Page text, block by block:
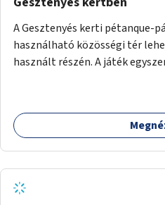
A Gesztenyés kerti pétanque-
használható közösségi tér
használt részén. A játék
autizmussal vagy demenciával